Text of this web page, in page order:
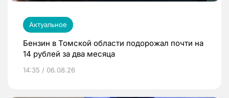
Актуальное
Бензин в Томской области подорожал почти на
14 рублей за два месяца
14:35 / 06.08.26